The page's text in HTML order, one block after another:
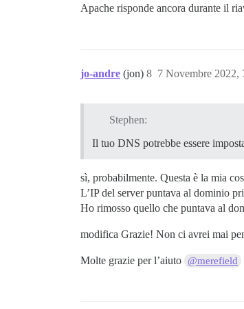
Apache risponde ancora durante il
jo-andre (jon) 7 Novembre 2022,
8
Stephen:
Il tuo DNS potrebbe essere
sì, probabilmente. Questa è la mia
L’IP del server puntava al dominio
Ho rimosso quello che puntava al
modifica Grazie! Non ci avrei mai
Molte grazie per l’aiuto @merefield